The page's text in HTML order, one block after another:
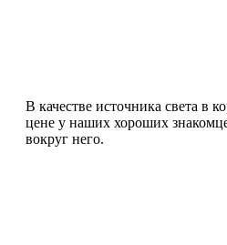
В качестве источника света в
цене у наших хороших
вокруг него.